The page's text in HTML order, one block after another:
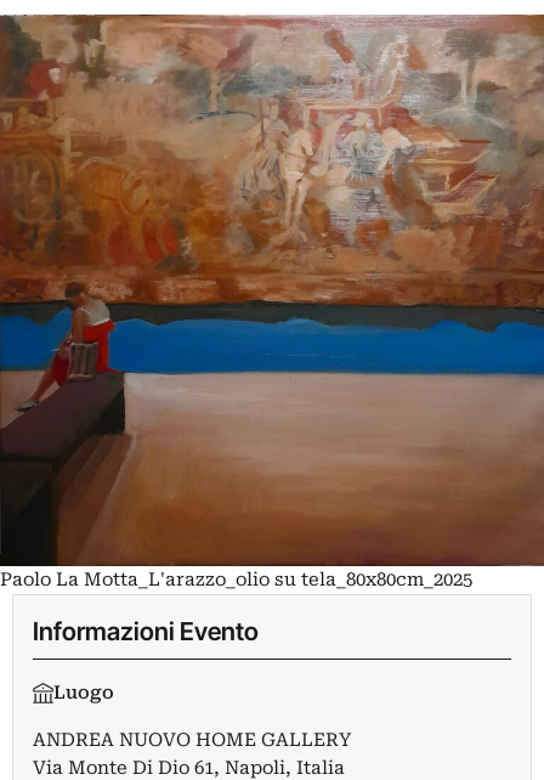
Paolo La Motta_L'arazzo_olio su tela_80x80cm_2025
Informazioni Evento
Luogo
ANDREA NUOVO HOME GALLERY
Via Monte Di Dio 61, Napoli, Italia